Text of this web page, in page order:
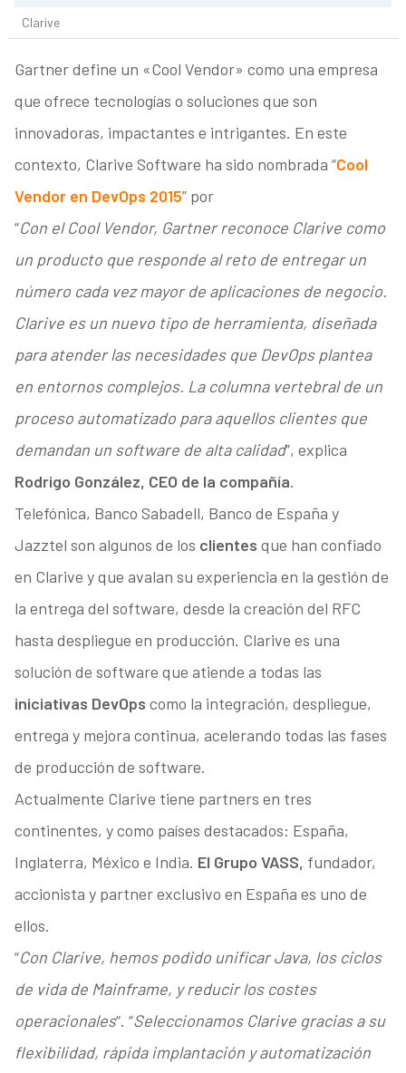
Clarive
Gartner define un «Cool Vendor» como una empresa
que ofrece tecnologías o soluciones que son
innovadoras, impactantes e intrigantes. En este
contexto, Clarive Software ha sido nombrada “Cool
Vendor en DevOps 2015” por
“Con el Cool Vendor, Gartner reconoce Clarive como
un producto que responde al reto de entregar un
número cada vez mayor de aplicaciones de negocio.
Clarive es un nuevo tipo de herramienta, diseñada
para atender las necesidades que DevOps plantea
en entornos complejos. La columna vertebral de un
proceso automatizado para aquellos clientes que
demandan un software de alta calidad”, explica
Rodrigo González, CEO de la compañía.
Telefónica, Banco Sabadell, Banco de España y
Jazztel son algunos de los clientes que han confiado
en Clarive y que avalan su experiencia en la gestión de
la entrega del software, desde la creación del RFC
hasta despliegue en producción. Clarive es una
solución de software que atiende a todas las
iniciativas DevOps como la integración, despliegue,
entrega y mejora continua, acelerando todas las fases
de producción de software.
Actualmente Clarive tiene partners en tres
continentes, y como países destacados: España,
Inglaterra, México e India. El Grupo VASS, fundador,
accionista y partner exclusivo en España es uno de
ellos.
“Con Clarive, hemos podido unificar Java, los ciclos
de vida de Mainframe, y reducir los costes
operacionales“. “Seleccionamos Clarive gracias a su
flexibilidad, rápida implantación y automatización